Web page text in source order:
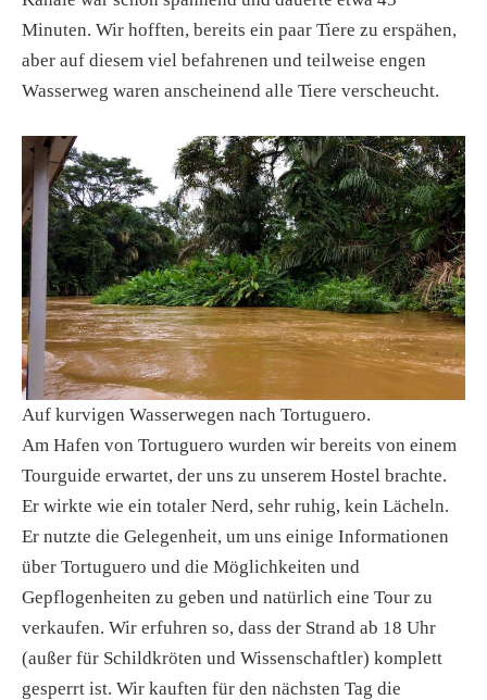
Minuten. Wir hofften, bereits ein paar Tiere zu erspähen,
aber auf diesem viel befahrenen und teilweise engen
Wasserweg waren anscheinend alle Tiere verscheucht.
Auf kurvigen Wasserwegen nach Tortuguero.
Am Hafen von Tortuguero wurden wir bereits von einem
Tourguide erwartet, der uns zu unserem Hostel brachte.
Er wirkte wie ein totaler Nerd, sehr ruhig, kein Lächeln.
Er nutzte die Gelegenheit, um uns einige Informationen
über Tortuguero und die Möglichkeiten und
Gepflogenheiten zu geben und natürlich eine Tour zu
verkaufen. Wir erfuhren so, dass der Strand ab 18 Uhr
(außer für Schildkröten und Wissenschaftler) komplett
gesperrt ist. Wir kauften für den nächsten Tag die